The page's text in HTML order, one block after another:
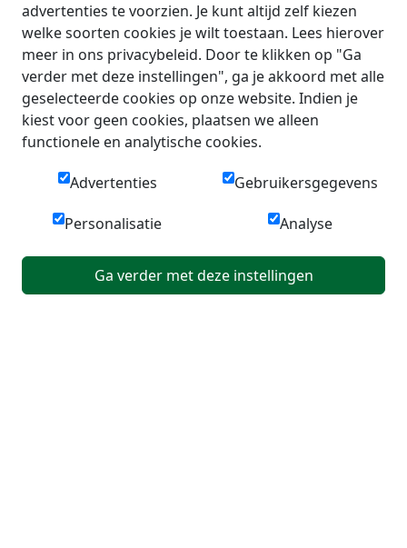
advertenties te voorzien. Je kunt altijd zelf kiezen
welke soorten cookies je wilt toestaan. Lees hierover
meer in ons privacybeleid. Door te klikken op "Ga
verder met deze instellingen", ga je akkoord met alle
geselecteerde cookies op onze website. Indien je
kiest voor geen cookies, plaatsen we alleen
functionele en analytische cookies.
Advertenties Gebruikersgegevens
Personalisatie Analyse
Ga verder met deze instellingen